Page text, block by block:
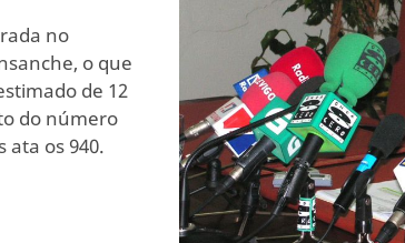
no
o que
de 12
do número
ata os 940.